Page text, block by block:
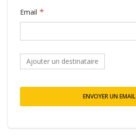
Email
Ajouter un destinataire
ENVOYER UN EMAIL